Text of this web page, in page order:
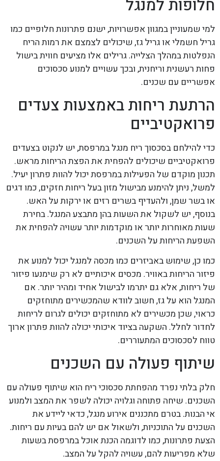
חלופות למנגל
למי שמעוניין במגוון אפשרויות, ישנם פתרונות חלופיים כמו
גריל חשמלי או גריל גז, שיכולים לצמצם את רמות הריח
הנפלטות במהלך הצלייה. גרילים אלו מציעים חווית בישול
פחות רעשנית וריחנית, ובכך עשויים למנוע סכסוכים
אפשריים עם שכנים.
הרתעת ריחות באמצעות צעדים
פרואקטיביים
כדי להילחם בסכסוך ריח מנגל במרפסת, יש לנקוט בצעדים
פרואקטיביים שיכולים להפחית את הפצת הריחות מראש.
תכנון מוקדם של הפעילות במרפסת יכול להוות פתרון יעיל.
למשל, ניתן להימנע מבישול מזון בעל ריחות חזקים, כמו דגים
או בשר שמן, ולהעדיף בשרים רזים או ירקות על האש.
בנוסף, יש לשקול את השעות בהן מתבצע המנגל. בחירת
שעות מאוחרות יותר או מוקדמות יותר עשויה להפחית את
השפעת הריחות על השכנים.
כמו כן, שימוש באביזרים כמו מכסה למנגל יכול למנוע את
פיזור הריחות באוויר. מכסים איכותיים לא רק שימנעו פיזור
של ריחות, אלא גם יתרמו לבישול אחיד ומהיר יותר. אם
המנגל הוא על גז, חשוב לוודא שהמכשירים מתוחזקים
כראוי, שכן מכשירים לא מתוחזקים יכולים לגרום לריחות
לחדור לחלל. השקעה בציוד איכותי יכולה להוות פתרון ארוך
טווח לסכסוכים המתעוררים.
שיתוף פעולה עם השכנים
חלק בלתי נפרד מהפחתת סכסוכי ריח הוא שיתוף פעולה עם
השכנים. שיחה פתוחה וגלויה יכולה לשפר את המצב ולמנוע
אי הבנות. בטרם מתכננים אירוע מנגל, כדאי ליידע את
השכנים על התוכניות, ולשאול אם יש להם בעיות עם ריחות.
הצעת פתרונות, כמו לדוגמה הכנת אוכל במרפסת בשעות
שלא מפריעות להם, עשויה להקל על המצב.